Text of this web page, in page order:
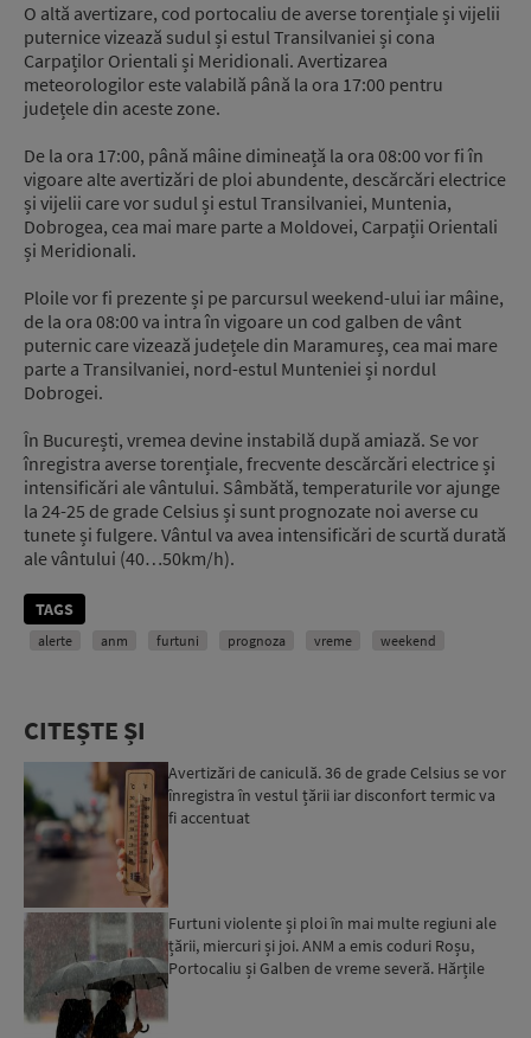
O altă avertizare, cod portocaliu de averse torențiale și vijelii
puternice vizează sudul și estul Transilvaniei și cona
Carpaților Orientali și Meridionali. Avertizarea
meteorologilor este valabilă până la ora 17:00 pentru
județele din aceste zone.
De la ora 17:00, până mâine dimineață la ora 08:00 vor fi în
vigoare alte avertizări de ploi abundente, descărcări electrice
și vijelii care vor sudul și estul Transilvaniei, Muntenia,
Dobrogea, cea mai mare parte a Moldovei, Carpații Orientali
și Meridionali.
Ploile vor fi prezente și pe parcursul weekend-ului iar mâine,
de la ora 08:00 va intra în vigoare un cod galben de vânt
puternic care vizează județele din Maramureș, cea mai mare
parte a Transilvaniei, nord-estul Munteniei și nordul
Dobrogei.
În București, vremea devine instabilă după amiază. Se vor
înregistra averse torențiale, frecvente descărcări electrice și
intensificări ale vântului. Sâmbătă, temperaturile vor ajunge
la 24-25 de grade Celsius și sunt prognozate noi averse cu
tunete și fulgere. Vântul va avea intensificări de scurtă durată
ale vântului (40…50km/h).
TAGS
alerte anm furtuni prognoza vreme weekend
CITEȘTE ȘI
Avertizări de caniculă. 36 de grade Celsius se vor
înregistra în vestul țării iar disconfort termic va
fi accentuat
Furtuni violente și ploi în mai multe regiuni ale
țării, miercuri și joi. ANM a emis coduri Roșu,
Portocaliu și Galben de vreme severă. Hărțile